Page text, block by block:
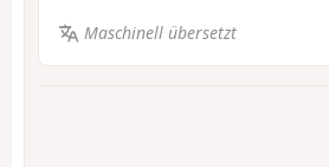
Maschinell übersetzt